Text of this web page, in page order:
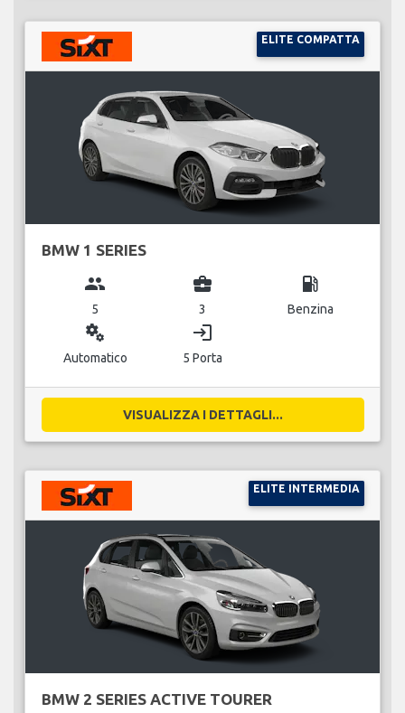
ELITE COMPATTA
BMW 1 SERIES
group
5
business_center
3
local_gas_station
Benzina
miscellaneous_services
Automatico
login
5 Porta
VISUALIZZA I DETTAGLI...
ELITE INTERMEDIA
BMW 2 SERIES ACTIVE TOURER